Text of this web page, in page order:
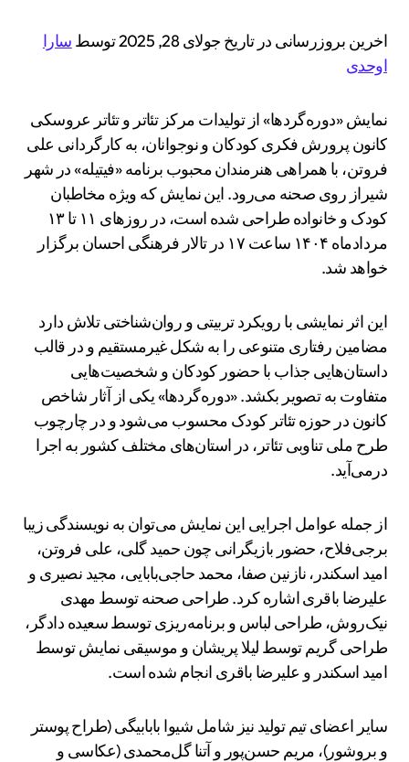
اخرین بروزرسانی در تاریخ جولای 28, 2025 توسط
سارا
اوحدی
نمایش «دوره‌گردها» از تولیدات مرکز تئاتر و تئاتر عروسکی
کانون پرورش فکری کودکان و نوجوانان، به کارگردانی علی
فروتن، با همراهی هنرمندان محبوب برنامه «فیتیله» در شهر
شیراز روی صحنه می‌رود. این نمایش که ویژه مخاطبان
کودک و خانواده طراحی شده است، در روزهای ۱۱ تا ۱۳
مردادماه ۱۴۰۴ ساعت ۱۷ در تالار فرهنگی احسان برگزار
خواهد شد.
این اثر نمایشی با رویکرد تربیتی و روان‌شناختی تلاش دارد
مضامین رفتاری متنوعی را به شکل غیرمستقیم و در قالب
داستان‌هایی جذاب با حضور کودکان و شخصیت‌هایی
متفاوت به تصویر بکشد. «دوره‌گردها» یکی از آثار شاخص
کانون در حوزه تئاتر کودک محسوب می‌شود و در چارچوب
طرح ملی تناوبی تئاتر، در استان‌های مختلف کشور به اجرا
درمی‌آید.
از جمله عوامل اجرایی این نمایش می‌توان به نویسندگی زیبا
برجی‌فلاح، حضور بازیگرانی چون حمید گلی، علی فروتن،
امید اسکندر، نازنین صفا، محمد حاجی‌بابایی، مجید نصیری و
علیرضا باقری اشاره کرد. طراحی صحنه توسط مهدی
نیک‌روش، طراحی لباس و برنامه‌ریزی توسط سعیده دادگر،
طراحی گریم توسط لیلا پریشان و موسیقی نمایش توسط
امید اسکندر و علیرضا باقری انجام شده است.
سایر اعضای تیم تولید نیز شامل شیوا بابابیگی (طراح پوستر
و بروشور)، مریم حسن‌پور و آتنا گل‌محمدی (عکاسی و